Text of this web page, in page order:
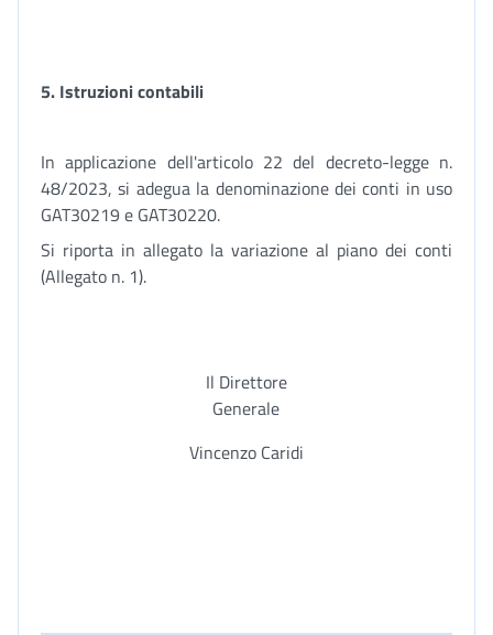
5. Istruzioni contabili
In applicazione dell'articolo 22 del decreto-legge n.
48/2023, si adegua la denominazione dei conti in uso
GAT30219 e GAT30220.
Si riporta in allegato la variazione al piano dei conti
(Allegato n. 1).
Il Direttore
Generale
Vincenzo Caridi